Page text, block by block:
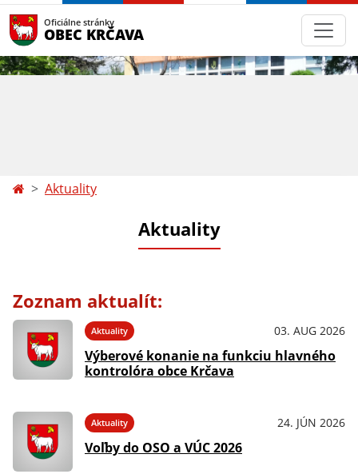
Oficiálne stránky
OBEC KRČAVA
Aktuality
Aktuality
Zoznam aktualít:
Aktuality 03. AUG 2026
Výberové konanie na funkciu hlavného
kontrolóra obce Krčava
Aktuality 24. JÚN 2026
Voľby do OSO a VÚC 2026